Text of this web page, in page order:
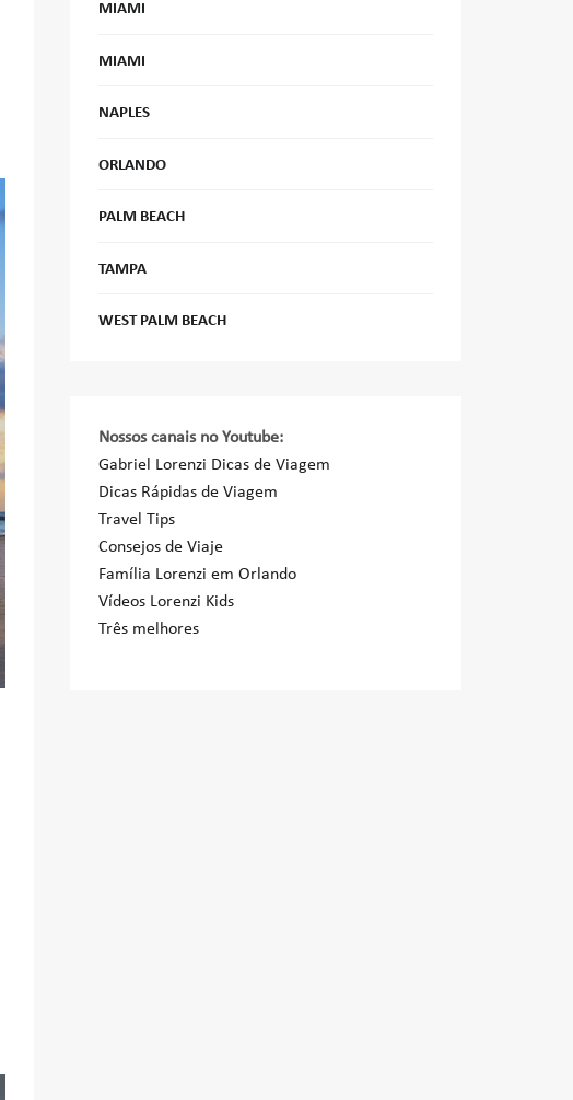
MIAMI
MIAMI
NAPLES
ORLANDO
PALM BEACH
TAMPA
WEST PALM BEACH
Nossos canais no Youtube:
Gabriel Lorenzi Dicas de Viagem
Dicas Rápidas de Viagem
Travel Tips
Consejos de Viaje
Família Lorenzi em Orlando
Vídeos Lorenzi Kids
Três melhores